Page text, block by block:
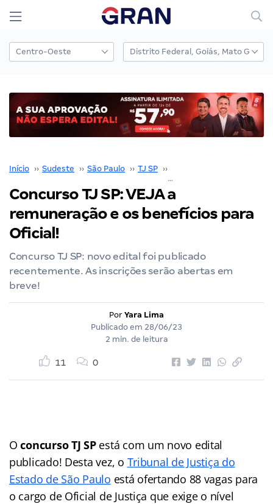
Início ›› Sudeste ›› São Paulo ›› TJ SP ››
Concurso TJ SP: VEJA a
remuneração e os benefícios para
Oficial!
Concurso TJ SP: novo edital foi publicado
recentemente. As inscrições serão abertas em
breve!
Por Yara Lima
Publicado em 28/06/23
2 min. de leitura
11 0
O concurso TJ SPestá com um novo edital
publicado! Desta vez, o Tribunal de Justiça do
Estado de São Paulo está ofertando 88 vagas para
o cargo de Oficial de Justiça que exige o nível